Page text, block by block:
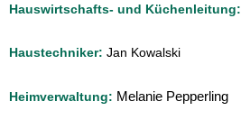
Hauswirtschafts- und Küchenleitung:
Haustechniker: Jan Kowalski
Heimverwaltung: Melanie Pepperling